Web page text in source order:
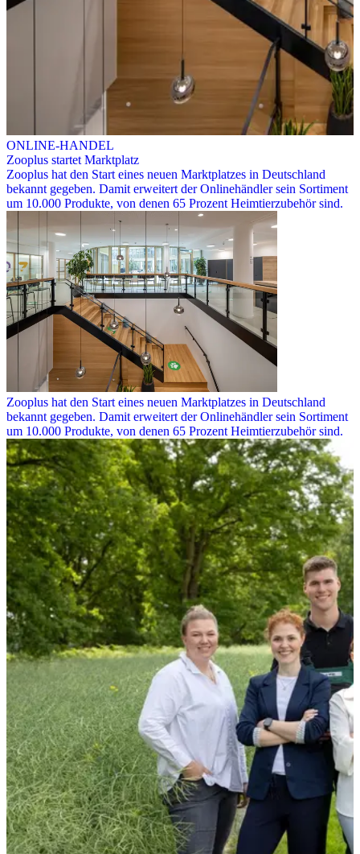
ONLINE-HANDEL
Zooplus startet Marktplatz
Zooplus hat den Start eines neuen Marktplatzes in Deutschland
bekannt gegeben. Damit erweitert der Onlinehändler sein Sortiment
um 10.000 Produkte, von denen 65 Prozent Heimtierzubehör sind.
Zooplus hat den Start eines neuen Marktplatzes in Deutschland
bekannt gegeben. Damit erweitert der Onlinehändler sein Sortiment
um 10.000 Produkte, von denen 65 Prozent Heimtierzubehör sind.